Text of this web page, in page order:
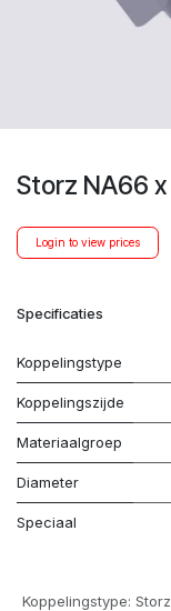
Storz NA66
Login to view prices
Specificaties
Koppelingstype
Koppelingszijde
Materiaalgroep
Diameter
Speciaal
Koppelingstype: Storz